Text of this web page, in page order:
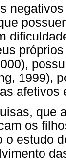
1999),
afetivos
que
os
o estudo